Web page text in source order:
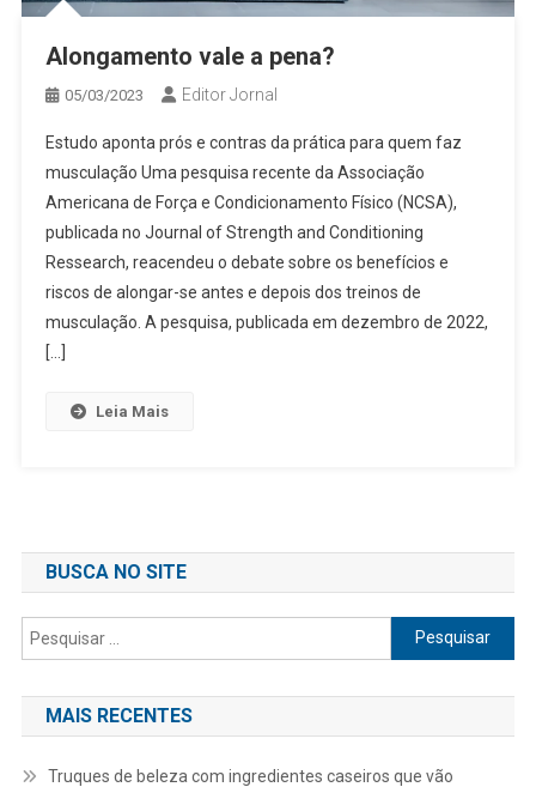
Alongamento vale a pena?
05/03/2023 Editor Jornal
Estudo aponta prós e contras da prática para quem faz
musculação Uma pesquisa recente da Associação
Americana de Força e Condicionamento Físico (NCSA),
publicada no Journal of Strength and Conditioning
Ressearch, reacendeu o debate sobre os benefícios e
riscos de alongar-se antes e depois dos treinos de
musculação. A pesquisa, publicada em dezembro de 2022,
[…]
Leia Mais
BUSCA NO SITE
Pesquisar
por:
MAIS RECENTES
Truques de beleza com ingredientes caseiros que vão